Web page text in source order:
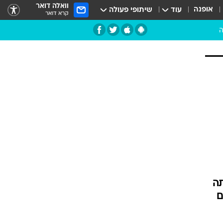
אופנה עוד שיתופי פעולה וואלה דואר
קרא דואר